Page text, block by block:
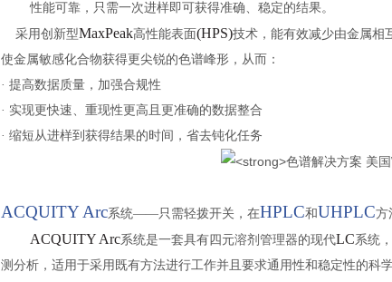
性能可靠，只需一次进样即可获得准确、稳定的结果。
采用创新型MaxPeak高性能表面(HPS)技术，能有效减少由金属相
使金属敏感化合物获得更尖锐的色谱峰形，从而：
· 提高数据质量，加强合规性
· 实现更快速、重现性更高且更准确的数据整合
· 缩短从进样到获得结果的时间，省去钝化任务
ACQUITY Arc系统——只需轻拨开关，在HPLC和UHPLC方
ACQUITY Arc系统是一套具有四元溶剂管理器的现代LC系统
测分析，适用于采用既有方法进行工作并且要求通用性和稳定性的科学